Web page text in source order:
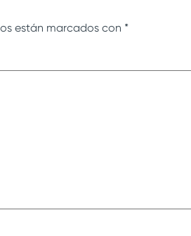
están marcados con *